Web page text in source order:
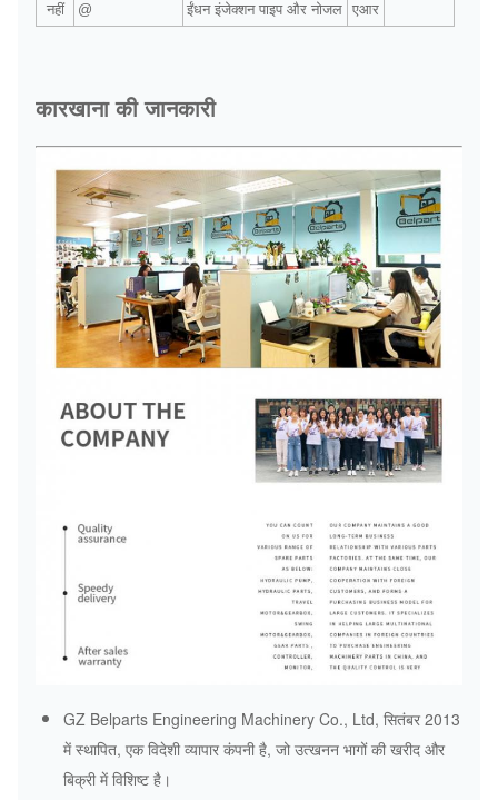
नहीं @ ईंधन इंजेक्शन पाइप और नोजल एआर
कारखाना की जानकारी
GZ Belparts Engineering Machinery Co., Ltd, सितंबर 2013
में स्थापित, एक विदेशी व्यापार कंपनी है, जो उत्खनन भागों की खरीद और
बिक्री में विशिष्ट है।